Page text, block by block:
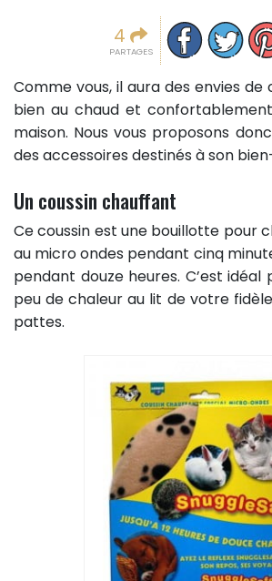
4
PARTAGES
Partager sur
Partager
Comme vous, il aura des envies de
bien au chaud et
maison. Nous vous proposons
des accessoires destinés à son
Un coussin chauffant
Ce coussin est une bouillotte pour
au micro ondes pendant cinq
pendant douze heures. C’est
peu de chaleur au lit de votre
pattes.